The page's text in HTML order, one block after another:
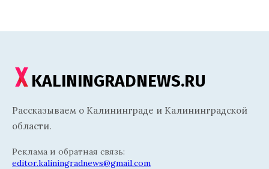
KALININGRADNEWS.RU
Рассказываем о Калининграде и Калининградской
области.
Реклама и обратная связь:
editor.kaliningradnews@gmail.com